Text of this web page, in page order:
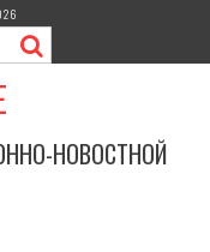
НОВОСТНОЙ